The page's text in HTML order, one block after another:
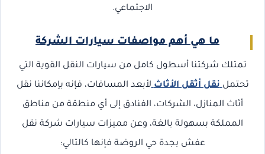
الاجتماعي.
ما هي أهم مواصفات سيارات الشركة
تمتلك شركتنا أسطول كامل من سيارات النقل القوية التي
تحتمل نقل أثقل الأثاث لأبعد المسافات، فإنه بإمكاننا نقل
أثاث المنازل، الشركات، الفنادق إلى أي منطقة من مناطق
المملكة بسهولة بالغة، وعن مميزات سيارات شركة نقل
عفش بجدة حي الروضة فإنها كالتالي: